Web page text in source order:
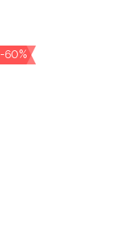
-60%